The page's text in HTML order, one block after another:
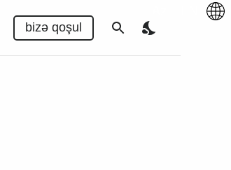
bizə qoşul